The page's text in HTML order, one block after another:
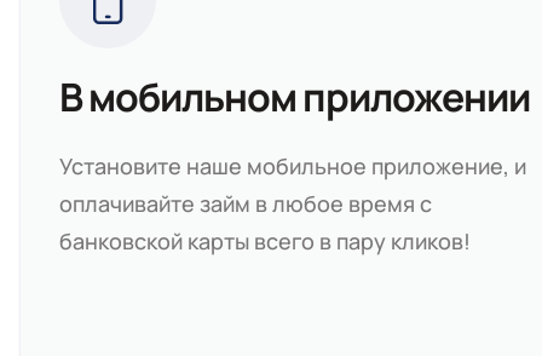
В мобильном приложении
Установите наше мобильное приложение, и
оплачивайте займ в любое время с
банковской карты всего в пару кликов!